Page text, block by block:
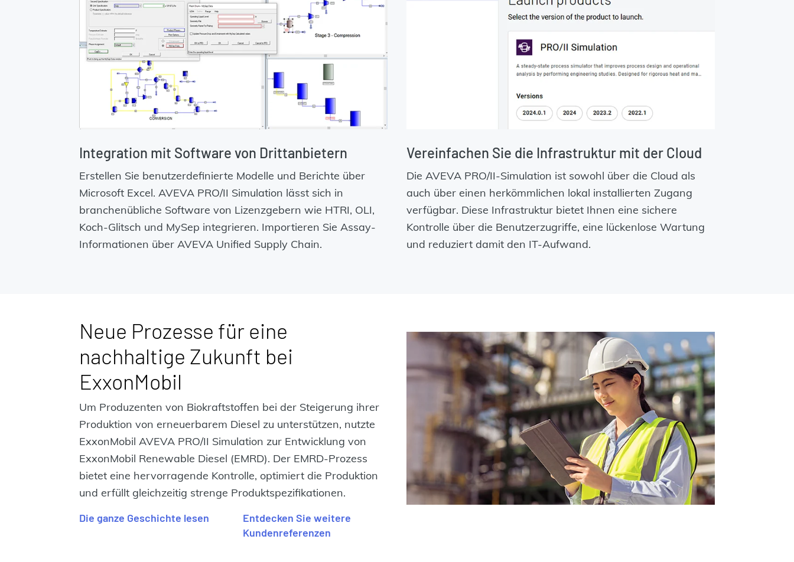
Integration mit Software von Drittanbietern
Erstellen Sie benutzerdefinierte Modelle und Berichte über
Microsoft Excel. AVEVA PRO/II Simulation lässt sich in
branchenübliche Software von Lizenzgebern wie HTRI, OLI,
Koch-Glitsch und MySep integrieren. Importieren Sie Assay-
Informationen über AVEVA Unified Supply Chain.
Vereinfachen Sie die Infrastruktur mit der Cloud
Die AVEVA PRO/II-Simulation ist sowohl über die Cloud als
auch über einen herkömmlichen lokal installierten Zugang
verfügbar. Diese Infrastruktur bietet Ihnen eine sichere
Kontrolle über die Benutzerzugriffe, eine lückenlose Wartung
und reduziert damit den IT-Aufwand.
Neue Prozesse für eine
nachhaltige Zukunft bei
ExxonMobil
Um Produzenten von Biokraftstoffen bei der Steigerung ihrer
Produktion von erneuerbarem Diesel zu unterstützen, nutzte
ExxonMobil AVEVA PRO/II Simulation zur Entwicklung von
ExxonMobil Renewable Diesel (EMRD). Der EMRD-Prozess
bietet eine hervorragende Kontrolle, optimiert die Produktion
und erfüllt gleichzeitig strenge Produktspezifikationen.
Die ganze Geschichte lesen
Entdecken Sie weitere
Kundenreferenzen